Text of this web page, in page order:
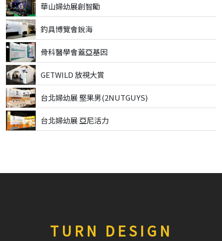
華山婦幼展創智勵
釣具博覽會銳海
骨科醫學會蓋亞基因
GETWILD 放視大賞
台北婦幼展 堅果男(2NUTGUYS)
台北婦幼展 亞尼活力
TURN DESIGN